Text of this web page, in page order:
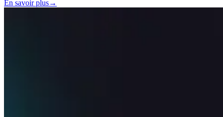
En savoir plus→